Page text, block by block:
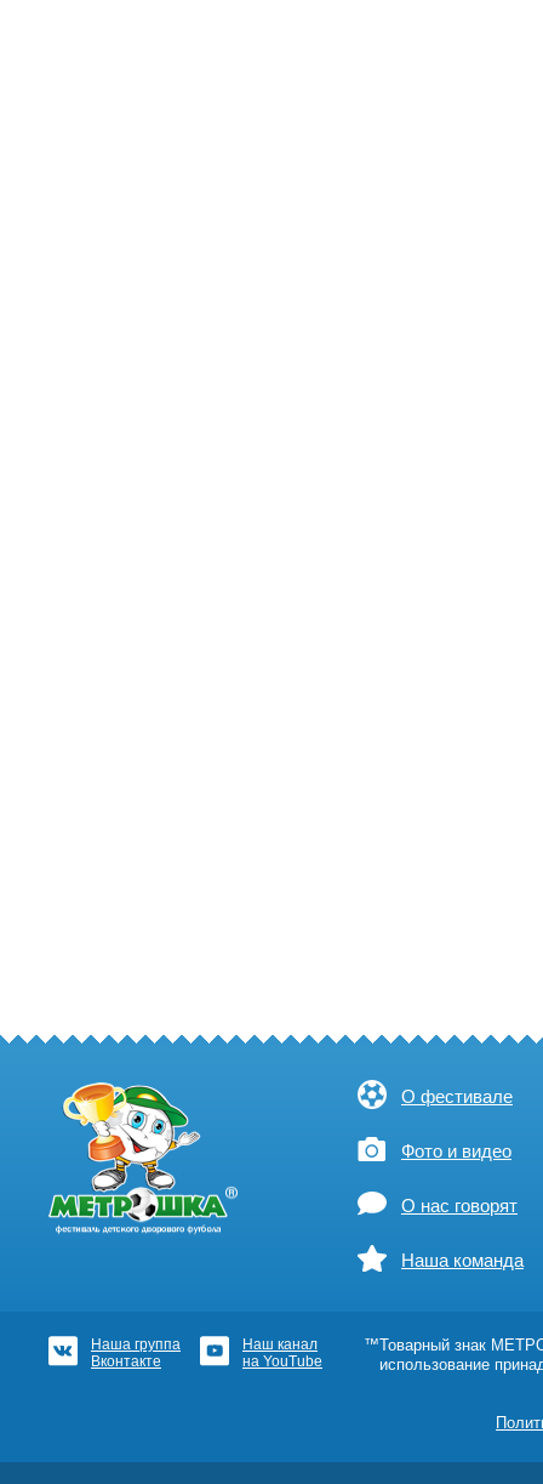
О фестивале
Фото и видео
О нас говорят
Наша команда
Наша группа
Вконтакте
Наш канал
на YouTube
™Товарный знак
использование